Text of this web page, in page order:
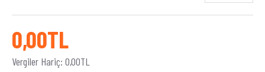
0,00TL
Vergiler Hariç: 0,00TL